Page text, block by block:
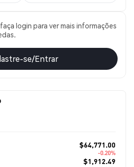
login para ver mais informações
se/Entrar
$64,771.00
-0.20%
$1,912.49